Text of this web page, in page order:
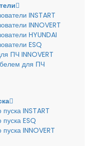
INSTART
INNOVERT
HYUNDAI
ESQ
ПЧ INNOVERT
для ПЧ
INSTART
пуска ESQ
INNOVERT